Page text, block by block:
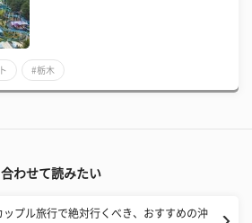
#栃木
合わせて読みたい
ップル旅行で絶対行くべき、おすすめの沖